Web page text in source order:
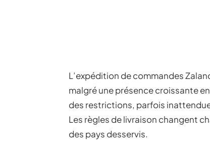
L’expédition de commandes
malgré une présence croissante
des restrictions, parfois
Les règles de livraison changent
des pays desservis.